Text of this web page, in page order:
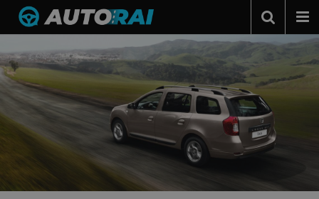
Autonieuws
Podcast
Autotests
Automerken
Contact